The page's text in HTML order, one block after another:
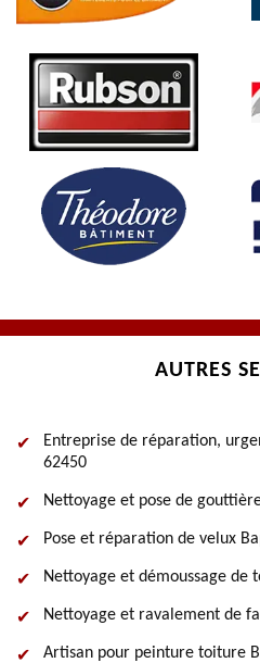
AUTRES
Entreprise de réparation,
62450
Nettoyage et pose de
Pose et réparation de velux
Nettoyage et démoussage de
Nettoyage et ravalement de
Artisan pour peinture toiture